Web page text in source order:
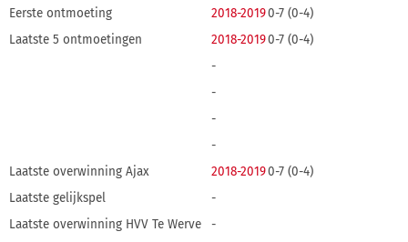
Eerste ontmoeting
2018-20190-7 (0-4)
Laatste 5 ontmoetingen
2018-20190-7 (0-4)
-
-
-
-
Laatste overwinning Ajax
2018-20190-7 (0-4)
Laatste gelijkspel
-
Laatste overwinning HVV Te Werve
-